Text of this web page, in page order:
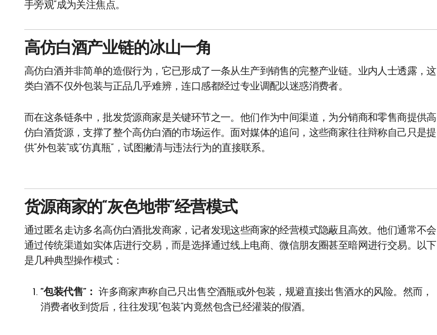
手旁观”成为关注焦点。
高仿白酒产业链的冰山一角
高仿白酒并非简单的造假行为，它已形成了一条从生产到销售的完整产业链。业内人士透露，这
类白酒不仅外包装与正品几乎难辨，连口感都经过专业调配以迷惑消费者。
而在这条链条中，批发货源商家是关键环节之一。他们作为中间渠道，为分销商和零售商提供高
仿白酒货源，支撑了整个高仿白酒的市场运作。面对媒体的追问，这些商家往往辩称自己只是提
供“外包装”或“仿真瓶”，试图撇清与违法行为的直接联系。
货源商家的“灰色地带”经营模式
通过匿名走访多名高仿白酒批发商家，记者发现这些商家的经营模式隐蔽且高效。他们通常不会
通过传统渠道如实体店进行交易，而是选择通过线上电商、微信朋友圈甚至暗网进行交易。以下
是几种典型操作模式：
“包装代售”：
许多商家声称自己只出售空酒瓶或外包装，规避直接出售酒水的风险。然而，
消费者收到货后，往往发现“包装”内竟然包含已经灌装的假酒。